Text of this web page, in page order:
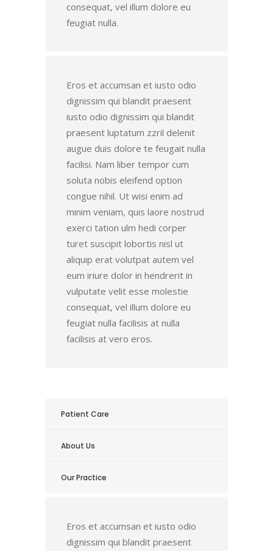
consequat, vel illum dolore eu
feugiat nulla.
Eros et accumsan et iusto odio
dignissim qui blandit praesent
iusto odio dignissim qui blandit
praesent luptatum zzril delenit
augue duis dolore te feugait nulla
facilisi. Nam liber tempor cum
soluta nobis eleifend option
congue nihil. Ut wisi enim ad
minim veniam, quis laore nostrud
exerci tation ulm hedi corper
turet suscipit lobortis nisl ut
aliquip erat volutpat autem vel
eum iriure dolor in hendrerit in
vulputate velit esse molestie
consequat, vel illum dolore eu
feugiat nulla facilisis at nulla
facilisis at vero eros.
Patient Care
About Us
Our Practice
Eros et accumsan et iusto odio
dignissim qui blandit praesent